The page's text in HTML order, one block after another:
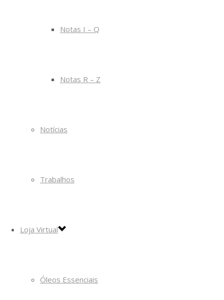
Notas I – Q
Notas R – Z
Notícias
Trabalhos
Loja Virtual
Óleos Essenciais